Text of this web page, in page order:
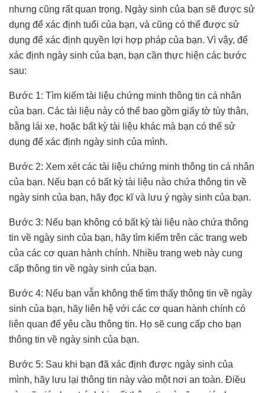
nhưng cũng rất quan trọng. Ngày sinh của bạn sẽ được sử
dụng để xác định tuổi của bạn, và cũng có thể được sử
dụng để xác định quyền lợi hợp pháp của bạn. Vì vậy, để
xác định ngày sinh của bạn, bạn cần thực hiện các bước
sau:
Bước 1: Tìm kiếm tài liệu chứng minh thông tin cá nhân
của bạn. Các tài liệu này có thể bao gồm giấy tờ tùy thân,
bằng lái xe, hoặc bất kỳ tài liệu khác mà bạn có thể sử
dụng để xác định ngày sinh của mình.
Bước 2: Xem xét các tài liệu chứng minh thông tin cá nhân
của bạn. Nếu bạn có bất kỳ tài liệu nào chứa thông tin về
ngày sinh của bạn, hãy đọc kĩ và lưu ý ngày sinh của bạn.
Bước 3: Nếu bạn không có bất kỳ tài liệu nào chứa thông
tin về ngày sinh của bạn, hãy tìm kiếm trên các trang web
của các cơ quan hành chính. Nhiều trang web này cung
cấp thông tin về ngày sinh của bạn.
Bước 4: Nếu bạn vẫn không thể tìm thấy thông tin về ngày
sinh của bạn, hãy liên hệ với các cơ quan hành chính có
liên quan để yêu cầu thông tin. Họ sẽ cung cấp cho bạn
thông tin về ngày sinh của bạn.
Bước 5: Sau khi bạn đã xác định được ngày sinh của
mình, hãy lưu lại thông tin này vào một nơi an toàn. Điều